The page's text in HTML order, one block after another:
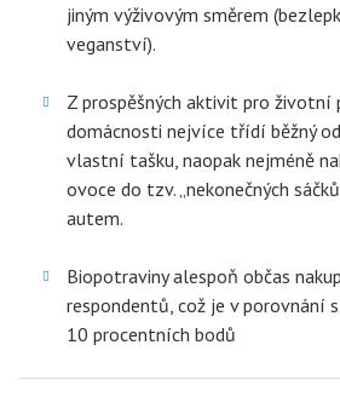
jiným výživovým směrem
veganství).
Z prospěšných aktivit pro životní
domácnosti nejvíce třídí běžný
vlastní tašku, naopak nejméně
ovoce do tzv. „nekonečných
autem.
Biopotraviny alespoň občas
respondentů, což je v porovnání
10 procentních bodů